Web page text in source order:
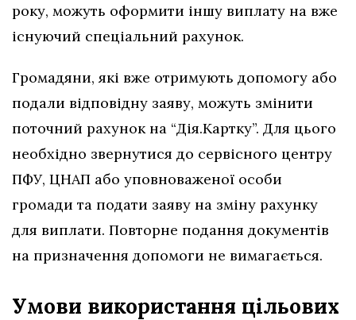
року, можуть оформити іншу виплату на вже
існуючий спеціальний рахунок.
Громадяни, які вже отримують допомогу або
подали відповідну заяву, можуть змінити
поточний рахунок на “Дія.Картку”. Для цього
необхідно звернутися до сервісного центру
ПФУ, ЦНАП або уповноваженої особи
громади та подати заяву на зміну рахунку
для виплати. Повторне подання документів
на призначення допомоги не вимагається.
Умови використання цільових